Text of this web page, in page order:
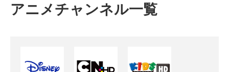
アニメチャンネル一覧